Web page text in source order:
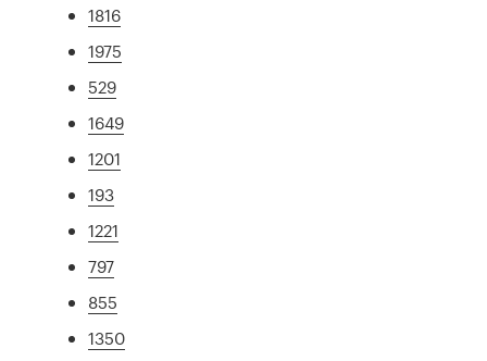
1816
1975
529
1649
1201
193
1221
797
855
1350